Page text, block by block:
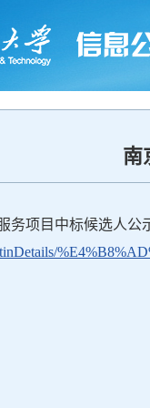
南
务项目中标候选人公